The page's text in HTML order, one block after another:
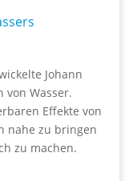
Johann
von Wasser.
Effekte von
nahe zu bringen
zu machen.